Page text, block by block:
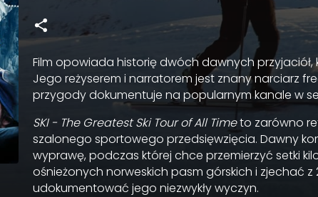
Film opowiada historię dwóch dawnych
Jego reżyserem i narratorem jest znany narciarz
przygody dokumentuje na popularnym kanale w
SKI - The Greatest Ski Tour of All Timeto zarówno
szalonego sportowego przedsięwzięcia. Dawny
wyprawę, podczas której chce przemierzyć setki
ośnieżonych norweskich pasm górskich i zjechać
udokumentować jego niezwykły wyczyn.